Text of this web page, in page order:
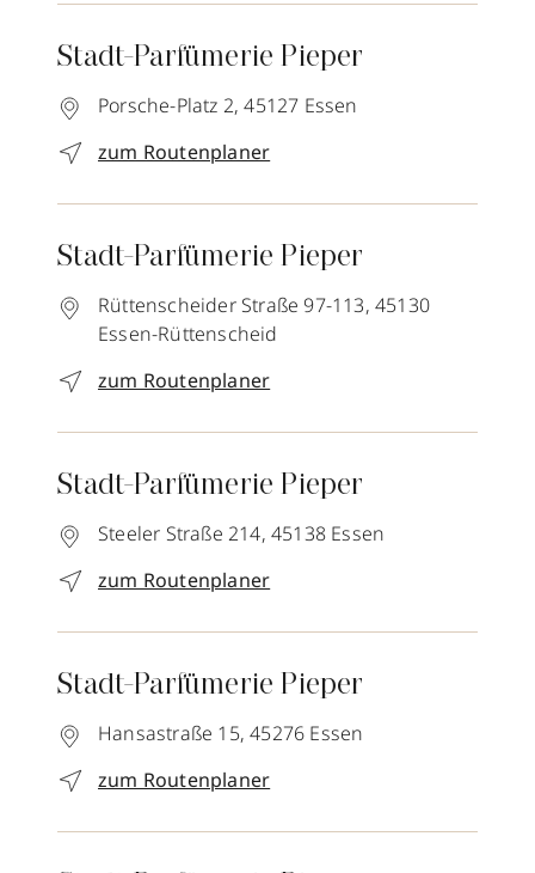
Stadt-Parfümerie Pieper
Porsche-Platz 2, 45127 Essen
zum Routenplaner
Stadt-Parfümerie Pieper
Rüttenscheider Straße 97-113, 45130
Essen-Rüttenscheid
zum Routenplaner
Stadt-Parfümerie Pieper
Steeler Straße 214, 45138 Essen
zum Routenplaner
Stadt-Parfümerie Pieper
Hansastraße 15, 45276 Essen
zum Routenplaner